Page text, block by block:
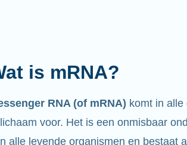
doet het?
de naam al zegt, is mRNA een
Het heeft een
celonderdelen die helpen om